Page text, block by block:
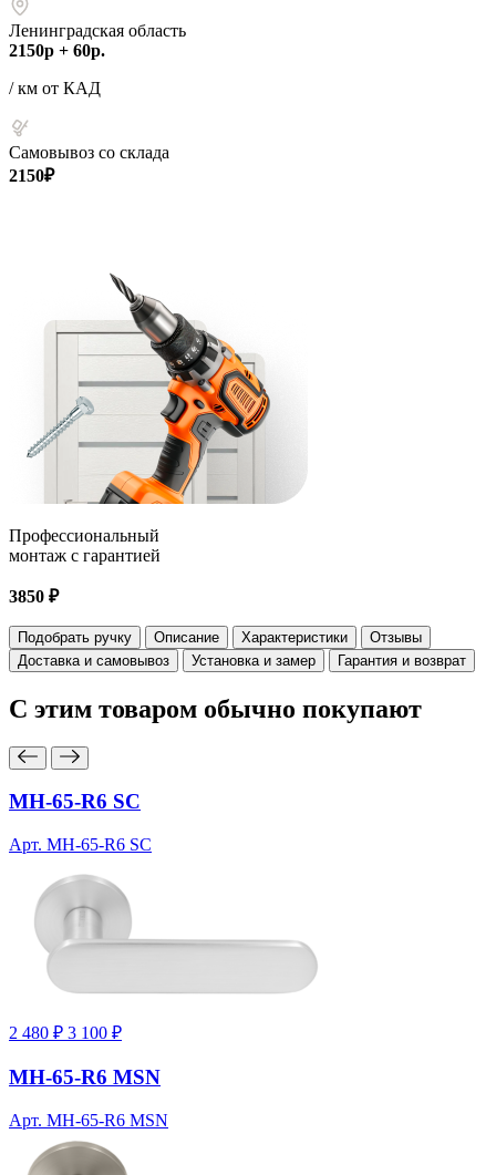
Ленинградская область
2150р + 60р.
/ км от КАД
Самовывоз со склада
2150₽
Профессиональный
монтаж с гарантией
3850 ₽
Подобрать ручку Описание Характеристики
Отзывы
Доставка и самовывоз
Установка и замер Гарантия и возврат
С этим товаром обычно покупают
MH-65-R6 SC
Арт. MH-65-R6 SC
2 480 ₽ 3 100 ₽
MH-65-R6 MSN
Арт. MH-65-R6 MSN